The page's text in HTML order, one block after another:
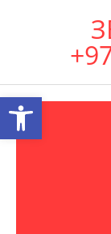
Открыть панель